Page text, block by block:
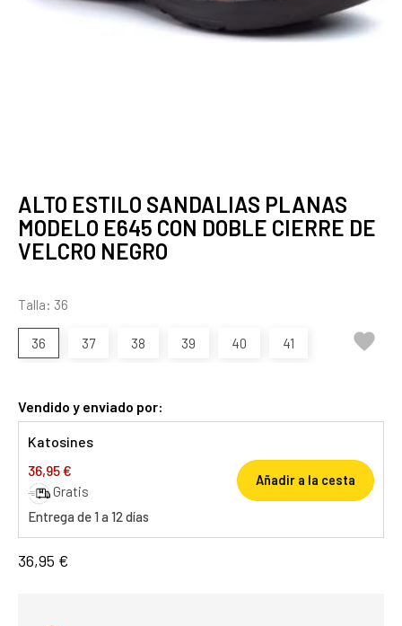
ALTO ESTILO SANDALIAS PLANAS
MODELO E645 CON DOBLE CIERRE DE
VELCRO NEGRO
Talla: 36
36 37 38 39 40 41 
Vendido y enviado por:
Katosines
36,95 €
Gratis
Entrega de 1 a 12 días
Añadir a la cesta
36,95 €